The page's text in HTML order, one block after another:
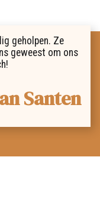
geholpen. Ze
geweest om ons
Santen